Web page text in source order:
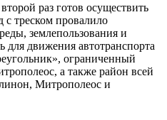
раз готов осуществить
с треском провалило
землепользования и
для движения автотранспорта
ограниченный
а также район всей
Митрополеос и